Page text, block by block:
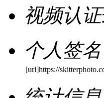
视频认证
个人签名
[url]https://